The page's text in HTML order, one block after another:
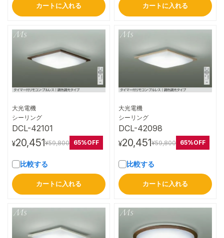
カートに入れる カートに入れる
大光電機
シーリング
DCL-42101
¥20,451¥59,800 65%OFF
比較する
カートに入れる
大光電機
シーリング
DCL-42098
¥20,451¥59,800 65%OFF
比較する
カートに入れる